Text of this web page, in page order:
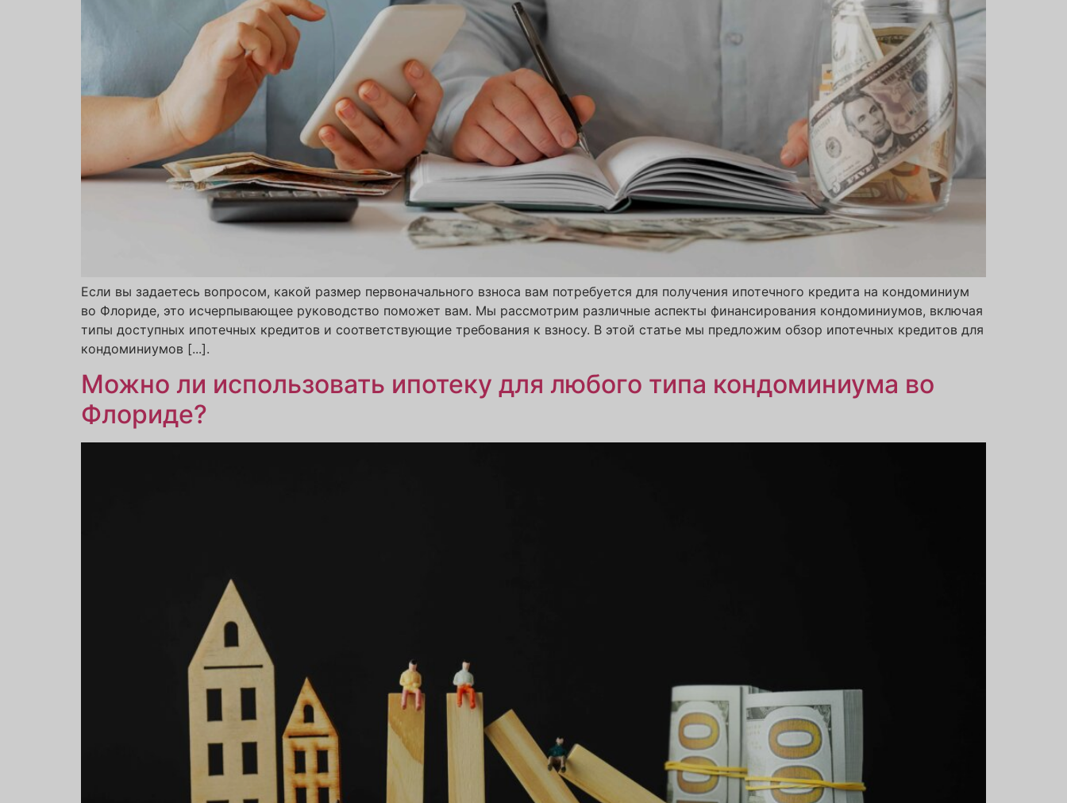
Если вы задаетесь вопросом, какой размер первоначального взноса вам потребуется для получения ипотечного кредита на кондоминиум
во Флориде, это исчерпывающее руководство поможет вам. Мы рассмотрим различные аспекты финансирования кондоминиумов, включая
типы доступных ипотечных кредитов и соответствующие требования к взносу. В этой статье мы предложим обзор ипотечных кредитов для
кондоминиумов [...].
Можно ли использовать ипотеку для любого типа кондоминиума во
Флориде?